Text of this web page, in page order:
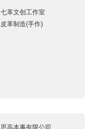
七革文创工作室
皮革制造(手作)
思高本事有限公司